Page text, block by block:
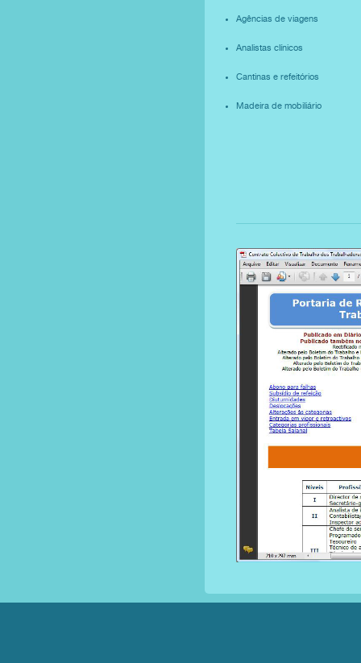
Agências de viagens
Analistas clínicos
Cantinas e refeitórios
Madeira de mobiliário